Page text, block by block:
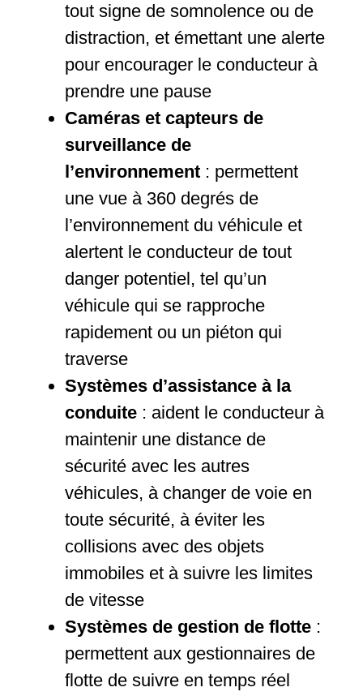
tout signe de somnolence ou de
distraction, et émettant une alerte
pour encourager le conducteur à
prendre une pause
Caméras et capteurs de
surveillance de
l’environnement : permettent
une vue à 360 degrés de
l’environnement du véhicule et
alertent le conducteur de tout
danger potentiel, tel qu’un
véhicule qui se rapproche
rapidement ou un piéton qui
traverse
Systèmes d’assistance à la
conduite : aident le conducteur à
maintenir une distance de
sécurité avec les autres
véhicules, à changer de voie en
toute sécurité, à éviter les
collisions avec des objets
immobiles et à suivre les limites
de vitesse
Systèmes de gestion de flotte :
permettent aux gestionnaires de
flotte de suivre en temps réel